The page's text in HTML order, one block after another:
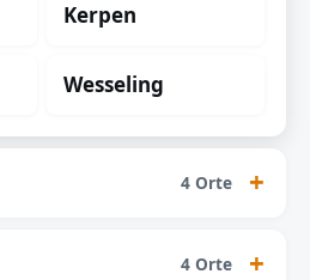
Kerpen
Wesseling
4 Orte
4 Orte